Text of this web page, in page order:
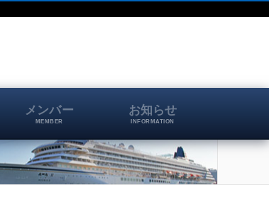
メンバー
MEMBER
お知らせ
INFORMATION